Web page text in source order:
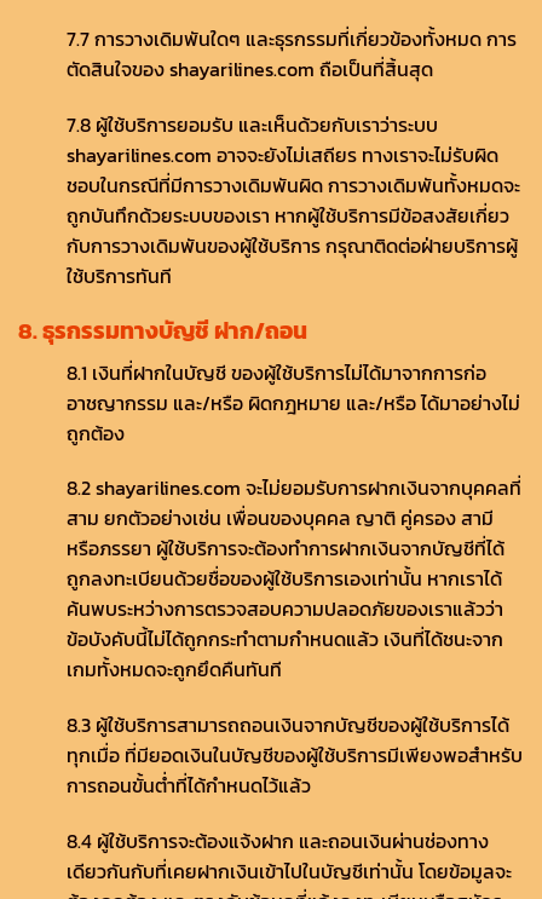
7.7 การวางเดิมพันใดๆ และธุรกรรมที่เกี่ยวข้องทั้งหมด การ
ตัดสินใจของ shayarilines.com ถือเป็นที่สิ้นสุด
7.8 ผู้ใช้บริการยอมรับ และเห็นด้วยกับเราว่าระบบ
shayarilines.com อาจจะยังไม่เสถียร ทางเราจะไม่รับผิด
ชอบในกรณีที่มีการวางเดิมพันผิด การวางเดิมพันทั้งหมดจะ
ถูกบันทึกด้วยระบบของเรา หากผู้ใช้บริการมีข้อสงสัยเกี่ยว
กับการวางเดิมพันของผู้ใช้บริการ กรุณาติดต่อฝ่ายบริการผู้
ใช้บริการทันที
8. ธุรกรรมทางบัญชี ฝาก/ถอน
8.1 เงินที่ฝากในบัญชี ของผู้ใช้บริการไม่ได้มาจากการก่อ
อาชญากรรม และ/หรือ ผิดกฎหมาย และ/หรือ ได้มาอย่างไม่
ถูกต้อง
8.2 shayarilines.com จะไม่ยอมรับการฝากเงินจากบุคคลที่
สาม ยกตัวอย่างเช่น เพื่อนของบุคคล ญาติ คู่ครอง สามี
หรือภรรยา ผู้ใช้บริการจะต้องทำการฝากเงินจากบัญชีที่ได้
ถูกลงทะเบียนด้วยชื่อของผู้ใช้บริการเองเท่านั้น หากเราได้
ค้นพบระหว่างการตรวจสอบความปลอดภัยของเราแล้วว่า
ข้อบังคับนี้ไม่ได้ถูกกระทำตามกำหนดแล้ว เงินที่ได้ชนะจาก
เกมทั้งหมดจะถูกยึดคืนทันที
8.3 ผู้ใช้บริการสามารถถอนเงินจากบัญชีของผู้ใช้บริการได้
ทุกเมื่อ ที่มียอดเงินในบัญชีของผู้ใช้บริการมีเพียงพอสำหรับ
การถอนขั้นต่ำที่ได้กำหนดไว้แล้ว
8.4 ผู้ใช้บริการจะต้องแจ้งฝาก และถอนเงินผ่านช่องทาง
เดียวกันกับที่เคยฝากเงินเข้าไปในบัญชีเท่านั้น โดยข้อมูลจะ